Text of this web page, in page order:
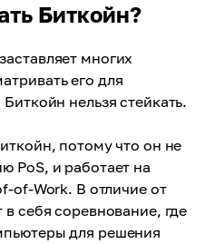
Биткойн?
многих
его для
нельзя стейкать.
потому что он не
PoS, и работает на
of-Work. В отличие от
в себя соревнование, где
для решения